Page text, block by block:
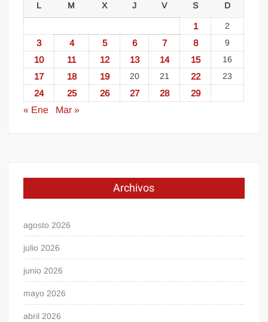
L M X J V S D
1 2
3 4 5 6 7 8 9
10 11 12 13 14 15 16
17 18 19 20 21 22 23
24 25 26 27 28
29
« Ene
Mar »
Archivos
agosto 2026
julio 2026
junio 2026
mayo 2026
abril 2026